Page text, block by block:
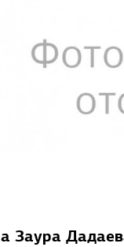
Заура